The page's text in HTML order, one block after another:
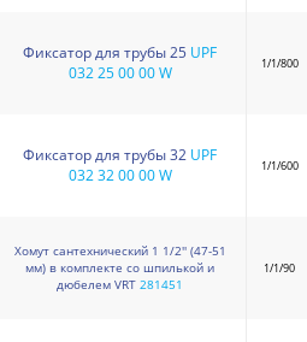
Фиксатор для трубы 25 UPF
032 25 00 00 W
1/1/800
Фиксатор для трубы 32 UPF
032 32 00 00 W
1/1/600
Хомут сантехнический 1 1/2'' (47-51
мм) в комплекте со шпилькой и
дюбелем VRT 281451
1/1/90